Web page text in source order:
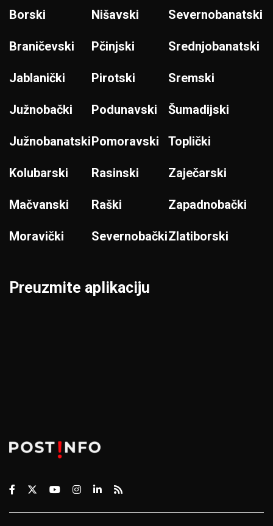
Borski
Braničevski
Jablanički
Južnobački
Južnobanatski
Kolubarski
Mačvanski
Moravički
Nišavski
Pčinjski
Pirotski
Podunavski
Pomoravski
Rasinski
Raški
Severnobački
Severnobanatski
Srednjobanatski
Sremski
Šumadijski
Toplički
Zaječarski
Zapadnobački
Zlatiborski
Preuzmite aplikaciju